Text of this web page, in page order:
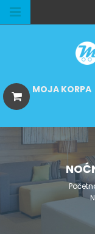
MOJA KORPA